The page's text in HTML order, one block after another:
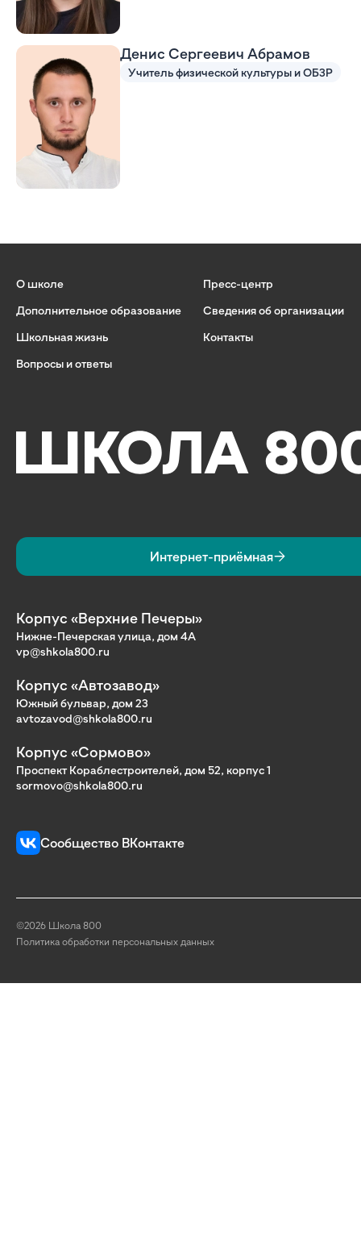
Денис Сергеевич Абрамов
Учитель физической культуры и ОБЗР
О школе
Дополнительное образование
Школьная жизнь
Вопросы и ответы
Пресс-центр
Сведения об организации
Контакты
Интернет-приёмная
Корпус «Верхние Печеры»
Нижне-Печерская улица, дом 4А
vp@shkola800.ru
Корпус «Автозавод»
Южный бульвар, дом 23
avtozavod@shkola800.ru
Корпус «Сормово»
Проспект Кораблестроителей, дом 52, корпус 1
sormovo@shkola800.ru
Сообщество ВКонтакте
©2026 Школа 800
Политика обработки персональных данных